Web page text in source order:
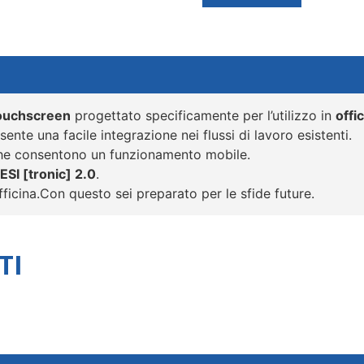
progettato specificamente per l’utilizzo in
una facile integrazione nei flussi di lavoro esistenti.
consentono un funzionamento mobile.
[tronic] 2.0.
questo sei preparato per le sfide future.